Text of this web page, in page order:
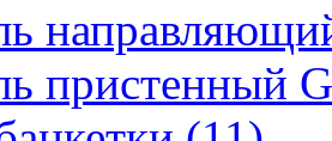
пристенный